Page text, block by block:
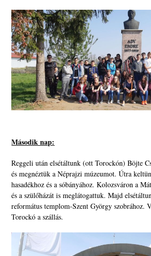
Második nap:
Reggeli után elsétáltunk (ott Torockón) Böjte
és megnéztük a Néprajzi múzeumot. Útra
hasadékhoz és a sóbányához. Kolozsváron a
és a szülőházát is meglátogattuk. Majd
református templom-Szent György szobrához.
Torockó a szállás.